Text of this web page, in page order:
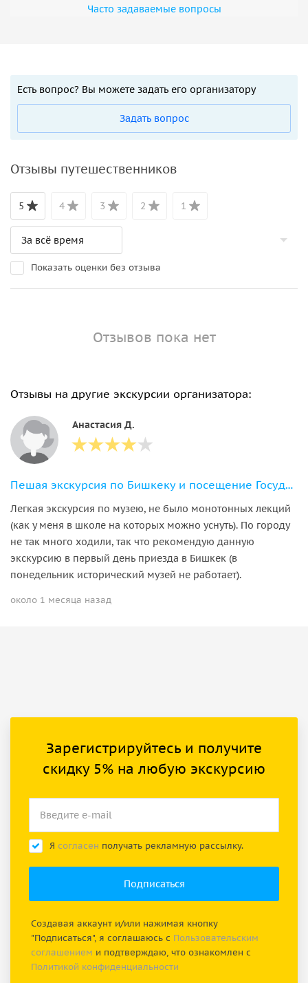
Часто задаваемые вопросы
Есть вопрос? Вы можете задать его организатору
Задать вопрос
Отзывы путешественников
5 4 3 2 1
Показать оценки без отзыва
Отзывов пока нет
Отзывы на другие экскурсии организатора:
Анастасия Д.
Пешая экскурсия по Бишкеку и посещение Государственного исторического музея
Легкая экскурсия по музею, не было монотонных лекций
(как у меня в школе на которых можно уснуть). По городу
не так много ходили, так что рекомендую данную
экскурсию в первый день приезда в Бишкек (в
понедельник исторический музей не работает).
около 1 месяца назад
Зарегистрируйтесь и получите
скидку 5% на любую экскурсию
Я согласен получать рекламную рассылку.
Создавая аккаунт и/или нажимая кнопку
"Подписаться", я соглашаюсь с Пользовательским
соглашением и подтверждаю, что ознакомлен с
Политикой конфиденциальности